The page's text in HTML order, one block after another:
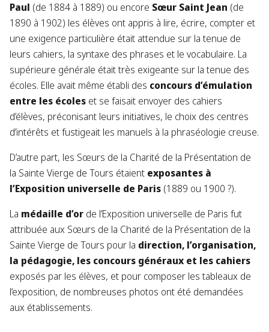
Paul (de 1884 à 1889) ou encore Sœur Saint Jean (de
1890 à 1902) les élèves ont appris à lire, écrire, compter et
une exigence particulière était attendue sur la tenue de
leurs cahiers, la syntaxe des phrases et le vocabulaire. La
supérieure générale était très exigeante sur la tenue des
écoles. Elle avait même établi des concours d’émulation
entre les écoles et se faisait envoyer des cahiers
d’élèves, préconisant leurs initiatives, le choix des centres
d’intérêts et fustigeait les manuels à la phraséologie creuse.
D’autre part, les Sœurs de la Charité de la Présentation de
la Sainte Vierge de Tours étaient exposantes à
l’Exposition universelle de Paris (1889 ou 1900 ?). ​
​La médaille d’or de l’Exposition universelle de Paris fut
attribuée aux Sœurs de la Charité de la Présentation de la
Sainte Vierge de Tours pour la direction, l’organisation,
la pédagogie, les concours généraux et les cahiers
exposés par les élèves, et pour composer les tableaux de
l’exposition, de nombreuses photos ont été demandées
aux établissements. ​​